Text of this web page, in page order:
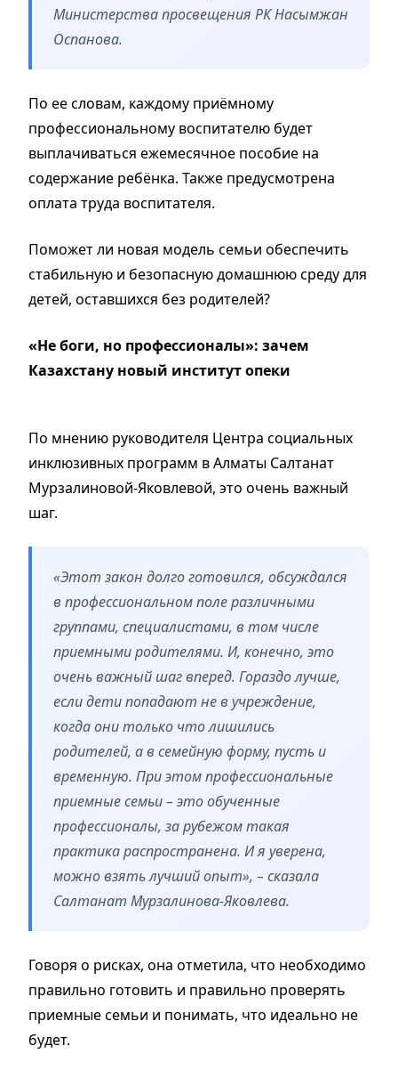
Министерства просвещения РК Насымжан
Оспанова.
По ее словам, каждому приёмному
профессиональному воспитателю будет
выплачиваться ежемесячное пособие на
содержание ребёнка. Также предусмотрена
оплата труда воспитателя.
Поможет ли новая модель семьи обеспечить
стабильную и безопасную домашнюю среду для
детей, оставшихся без родителей?
«Не боги, но профессионалы»: зачем
Казахстану новый институт опеки
По мнению руководителя Центра социальных
инклюзивных программ в Алматы Салтанат
Мурзалиновой-Яковлевой, это очень важный
шаг.
«Этот закон долго готовился, обсуждался
в профессиональном поле различными
группами, специалистами, в том числе
приемными родителями. И, конечно, это
очень важный шаг вперед. Гораздо лучше,
если дети попадают не в учреждение,
когда они только что лишились
родителей, а в семейную форму, пусть и
временную. При этом профессиональные
приемные семьи – это обученные
профессионалы, за рубежом такая
практика распространена. И я уверена,
можно взять лучший опыт», – сказала
Салтанат Мурзалинова-Яковлева.
Говоря о рисках, она отметила, что необходимо
правильно готовить и правильно проверять
приемные семьи и понимать, что идеально не
будет.